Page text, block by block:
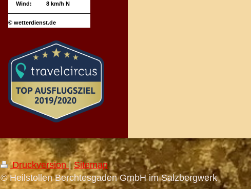
Wind: 8 km/h N
© wetterdienst.de
Druckversion| Sitemap
© Heilstollen Berchtesgaden GmbH im Salzbergwerk